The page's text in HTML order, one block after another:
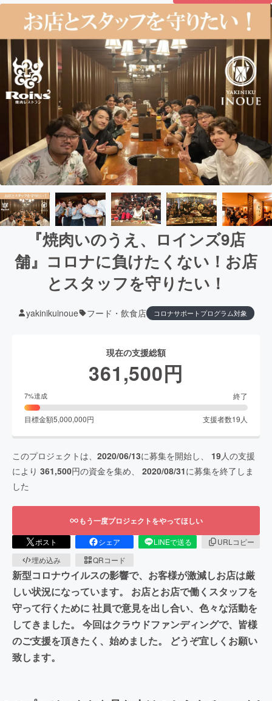
『焼肉いのうえ、ロインズ9店
舗』コロナに負けたくない！お店
とスタッフを守りたい！
yakinikuinoue フード・飲食店 コロナサポートプログラム対象
現在の支援総額
361,500円
7%達成 終了
目標金額5,000,000円 支援者数19 人
このプロジェクトは、 2020/06/13に募集を開始し、 19人の支援
により 361,500円の資金を集め、 2020/08/31に募集を終了しま
した
もう一度プロジェクトをやってほしい
ポスト シェア LINEで送る
URLコピー
埋め込み
QRコード
新型コロナウイルスの影響で、お客様が激減しお店は厳
しい状況になっています。 お店とお店で働くスタッフを
守って行くために 社員で意見を出し合い、色々な活動を
してきました。 今回はクラウドファンディングで、皆様
のご支援を頂きたく、始めました。 どうぞ宜しくお願い
致します。